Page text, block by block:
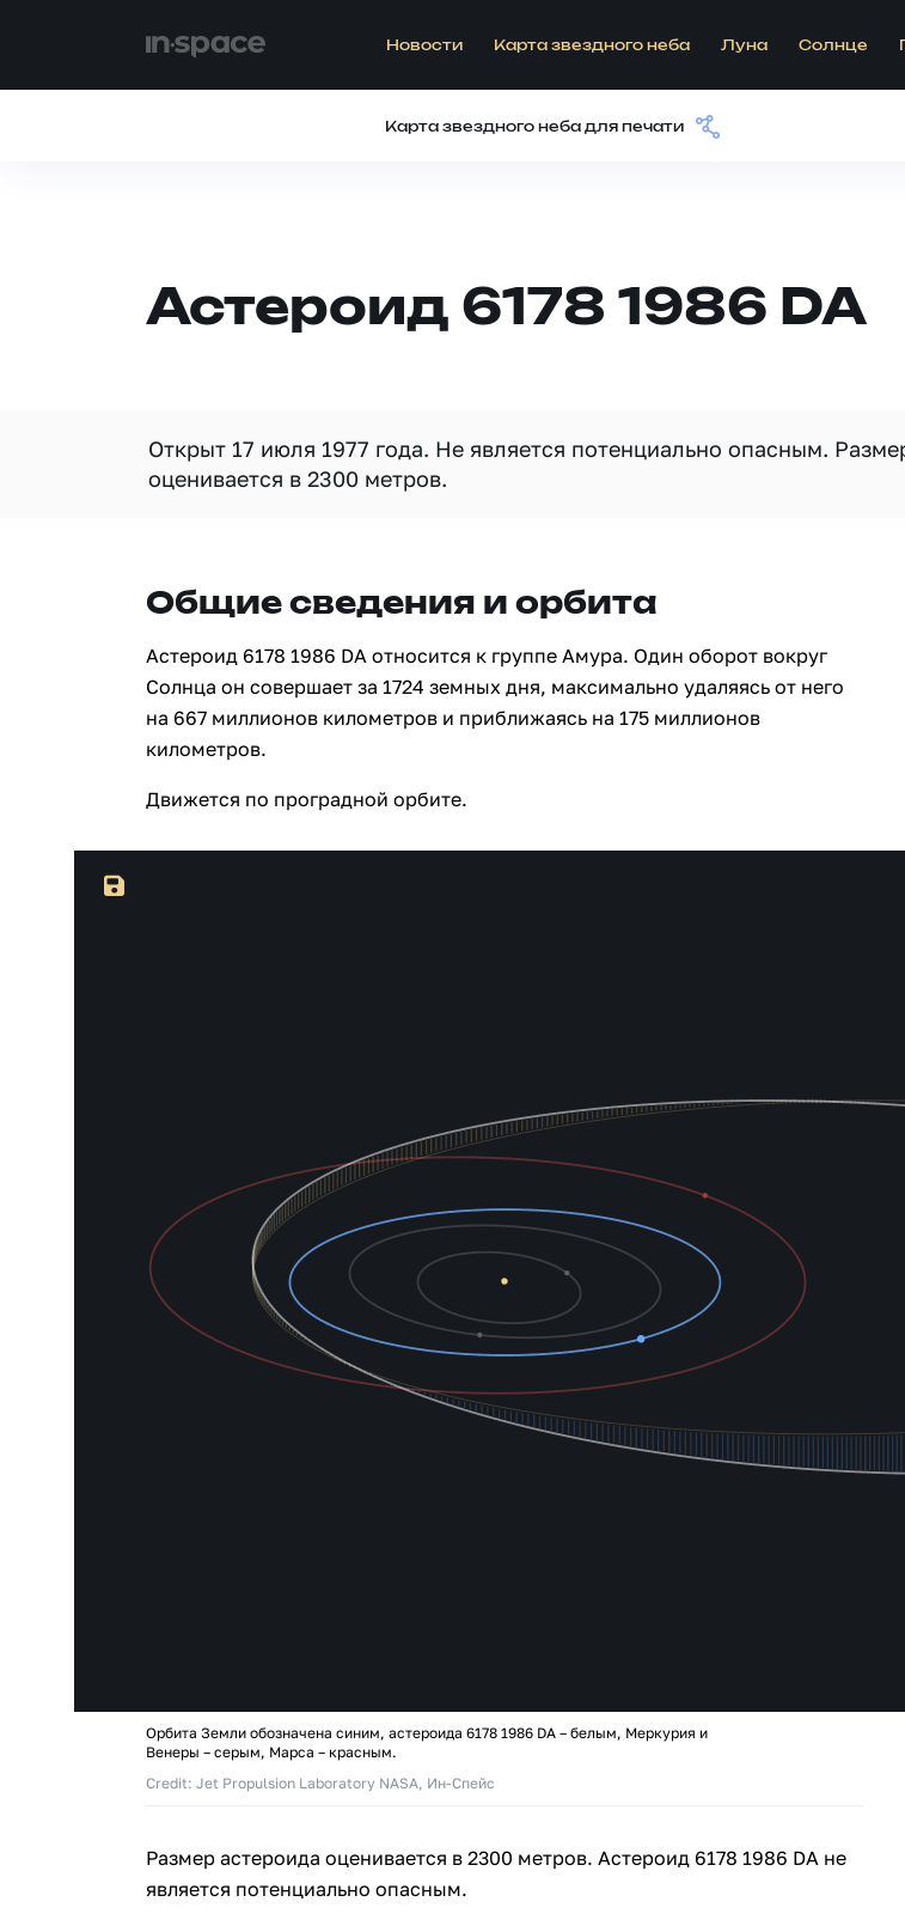
Новости Карта звездного неба Луна Солнце
Карта звездного неба для печати
Астероид 6178 1986 DA
Открыт 17 июля 1977 года. Не является потенциально опасным.
оценивается в 2300 метров.
Общие сведения и орбита
Астероид 6178 1986 DA относится к группе Амура. Один оборот вокруг
Солнца он совершает за 1724 земных дня, максимально удаляясь от него
на 667 миллионов километров и приближаясь на 175 миллионов
километров.
Движется по проградной орбите.
Орбита Земли обозначена синим, астероида 6178 1986 DA – белым, Меркурия и
Венеры – серым, Марса – красным.
Credit: Jet Propulsion Laboratory NASA, Ин-Спейс
Размер астероида оценивается в 2300 метров. Астероид 6178 1986 DA не
является потенциально опасным.